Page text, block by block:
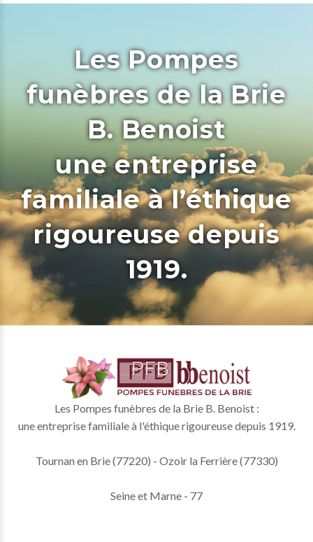
Les Pompes
funèbres de la Brie
B. Benoist
une entreprise
familiale à l’éthique
rigoureuse depuis
1919.
Les Pompes funèbres de la Brie B. Benoist :
une entreprise familiale à l'éthique rigoureuse depuis 1919.
Tournan en Brie (77220) - Ozoir la Ferrière (77330)
Seine et Marne - 77